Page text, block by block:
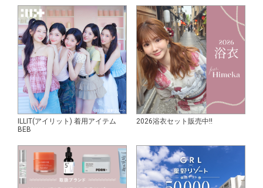
ILLIT(アイリット) 着用アイテム
BEB
2026浴衣セット販売中!!